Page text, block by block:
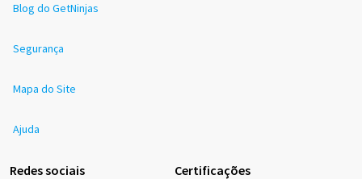
Blog do GetNinjas
Segurança
Mapa do Site
Ajuda
Redes sociais Certificações